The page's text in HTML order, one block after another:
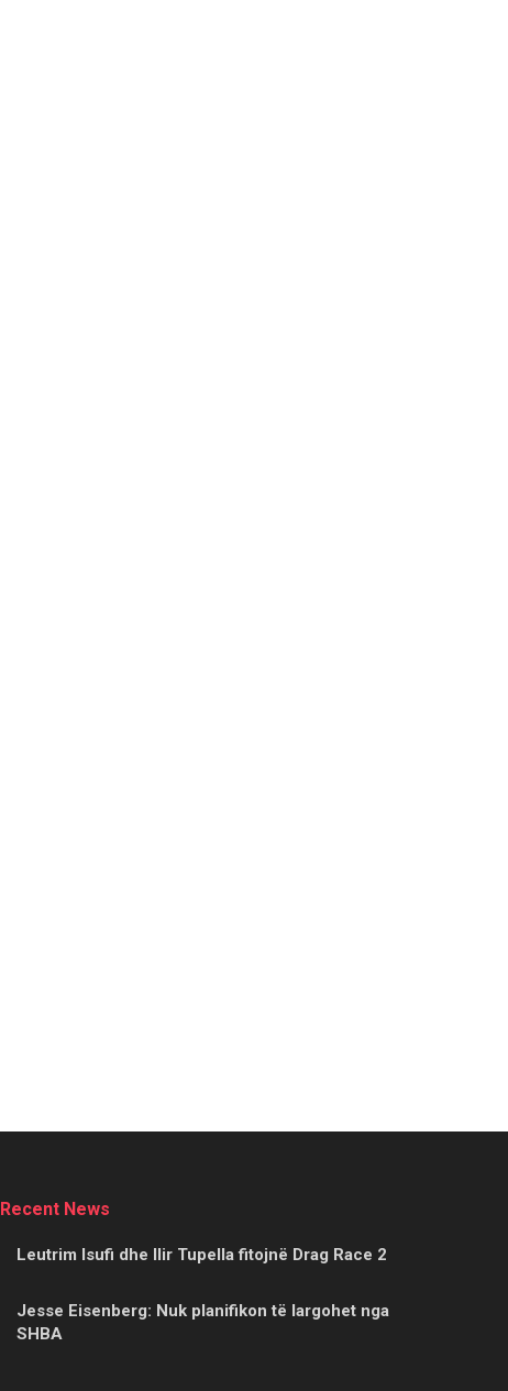
Recent News
Leutrim Isufi dhe Ilir Tupella fitojnë Drag Race 2
Jesse Eisenberg: Nuk planifikon të largohet nga
SHBA